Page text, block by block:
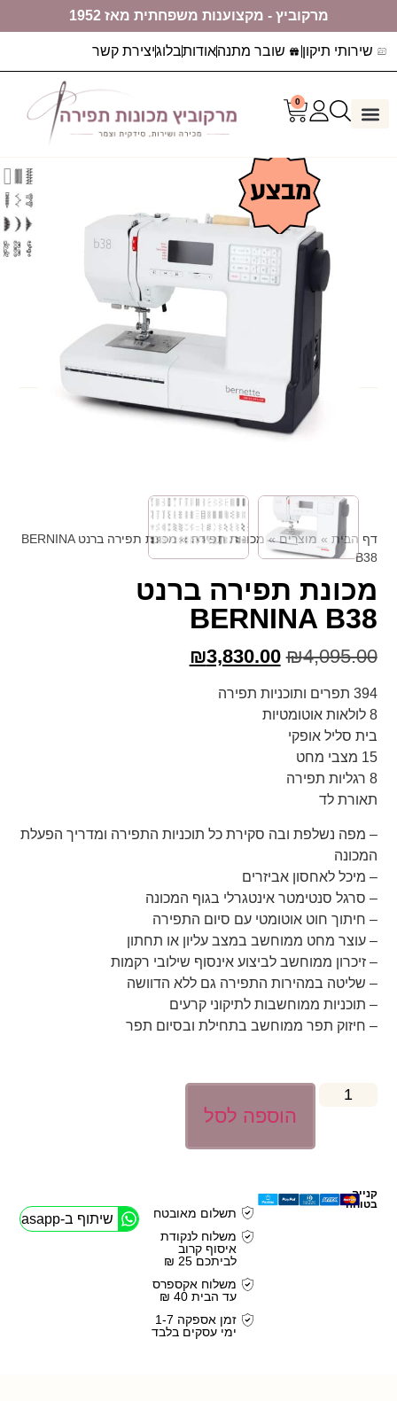
מרקוביץ - מקצוענות משפחתית מאז 1952
שירותי תיקון שובר מתנהאודותבלוגיצירת קשר
0
דף הבית » מוצרים»מכונות תפירה»
מכונת תפירה ברנט BERNINA
B38
מכונת תפירה ברנט
BERNINA B38
₪4,095.00
₪3,830.00
394 תפרים ותוכניות תפירה
8 לולאות אוטומטיות
בית סליל אופקי
15 מצבי מחט
8 רגליות תפירה
תאורת לד
– מפה נשלפת ובה סקירת כל תוכניות התפירה ומדריך הפעלת
המכונה
– מיכל לאחסון אביזרים
– סרגל סנטימטר אינטגרלי בגוף המכונה
– חיתוך חוט אוטומטי עם סיום התפירה
– עוצר מחט ממוחשב במצב עליון או תחתון
– זיכרון ממוחשב לביצוע אינסוף שילובי רקמות
– שליטה במהירות התפירה גם ללא הדוושה
– תוכניות ממוחשבות לתיקוני קרעים
– חיזוק תפר ממוחשב בתחילת ובסיום תפר
הוספה לסל
קנייה
בטוחה
תשלום מאובטח
משלוח לנקודת
איסוף קרוב
לביתכם 25 ₪
משלוח אקספרס
עד הבית 40 ₪
זמן אספקה 1-7
ימי עסקים בלבד
שיתוף ב-Whasapp